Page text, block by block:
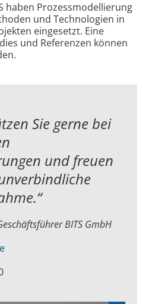
haben Prozessmodellierung
und Technologien in
eingesetzt. Eine
und Referenzen können
Sie gerne bei
undfreuen
BITS GmbH